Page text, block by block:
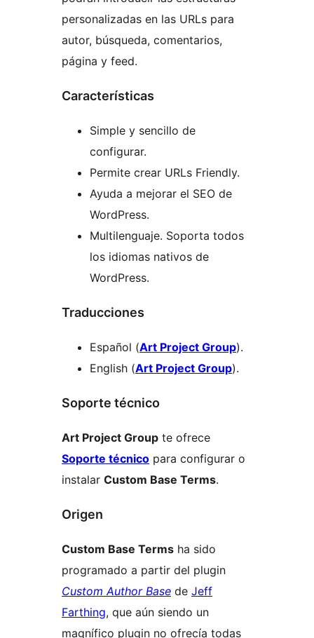
personalizadas en las URLs para
autor, búsqueda, comentarios,
página y feed.
Características
Simple y sencillo de
configurar.
Permite crear URLs Friendly.
Ayuda a mejorar el SEO de
WordPress.
Multilenguaje. Soporta todos
los idiomas nativos de
WordPress.
Traducciones
Español (Art Project Group).
English (Art Project Group).
Soporte técnico
Art Project Group te ofrece
Soporte técnico para configurar o
instalar Custom Base Terms.
Origen
Custom Base Terms ha sido
programado a partir del plugin
Custom Author Base de Jeff
Farthing, que aún siendo un
magnífico plugin no ofrecía todas